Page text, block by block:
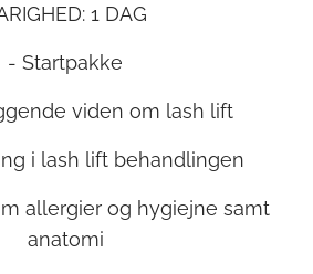
1 DAG
- Startpakke
viden om lash lift
i lash lift behandlingen
allergier og hygiejne samt
anatomi